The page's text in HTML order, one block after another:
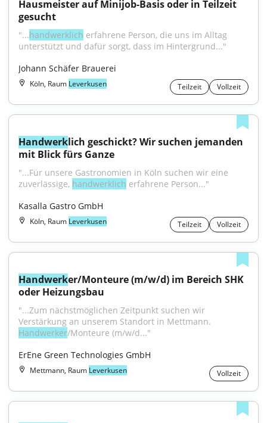
Hausmeister auf Minijob-Basis oder in Teilzeit
gesucht
"...handwerklich erfahrene Person, die uns im Alltag
unterstützt und dafür sorgt, dass im Hintergrund..."
Johann Schäfer Brauerei
Köln, Raum Leverkusen Teilzeit Vollzeit
Handwerklich geschickt? Wir suchen jemanden
mit Blick fürs Ganze
"...Für unsere Gastronomien in Köln suchen wir eine
zuverlässige, handwerklich erfahrene Person..."
Kasalla Gastro GmbH
Köln, Raum Leverkusen Teilzeit Vollzeit
Handwerker/Monteure (m/w/d) im Bereich SHK
oder Heizungsbau
"...Zum nächstmöglichen Zeitpunkt suchen wir
Handwerker/Monteure (m/w/d..."
ErEne Green Technologies GmbH
Mettmann, Raum Leverkusen Vollzeit